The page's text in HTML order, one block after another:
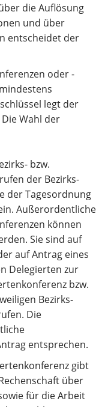
die Auflösung
und über
entscheidet der
oder -
legt der
Wahl der
bzw.
der Bezirks-
der Tagesordnung
Außerordentliche
können
Sie sind auf
auf Antrag eines
Delegierten zur
bzw.
Bezirks-
Die
entsprechen.
gibt
über
für die Arbeit